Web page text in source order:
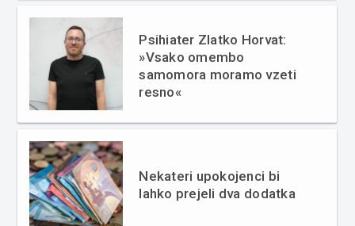
Psihiater Zlatko Horvat:
»Vsako omembo
samomora moramo vzeti
resno«
Nekateri upokojenci bi
lahko prejeli dva dodatka